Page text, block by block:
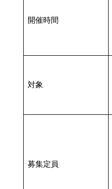
開催時間
対象
募集定員